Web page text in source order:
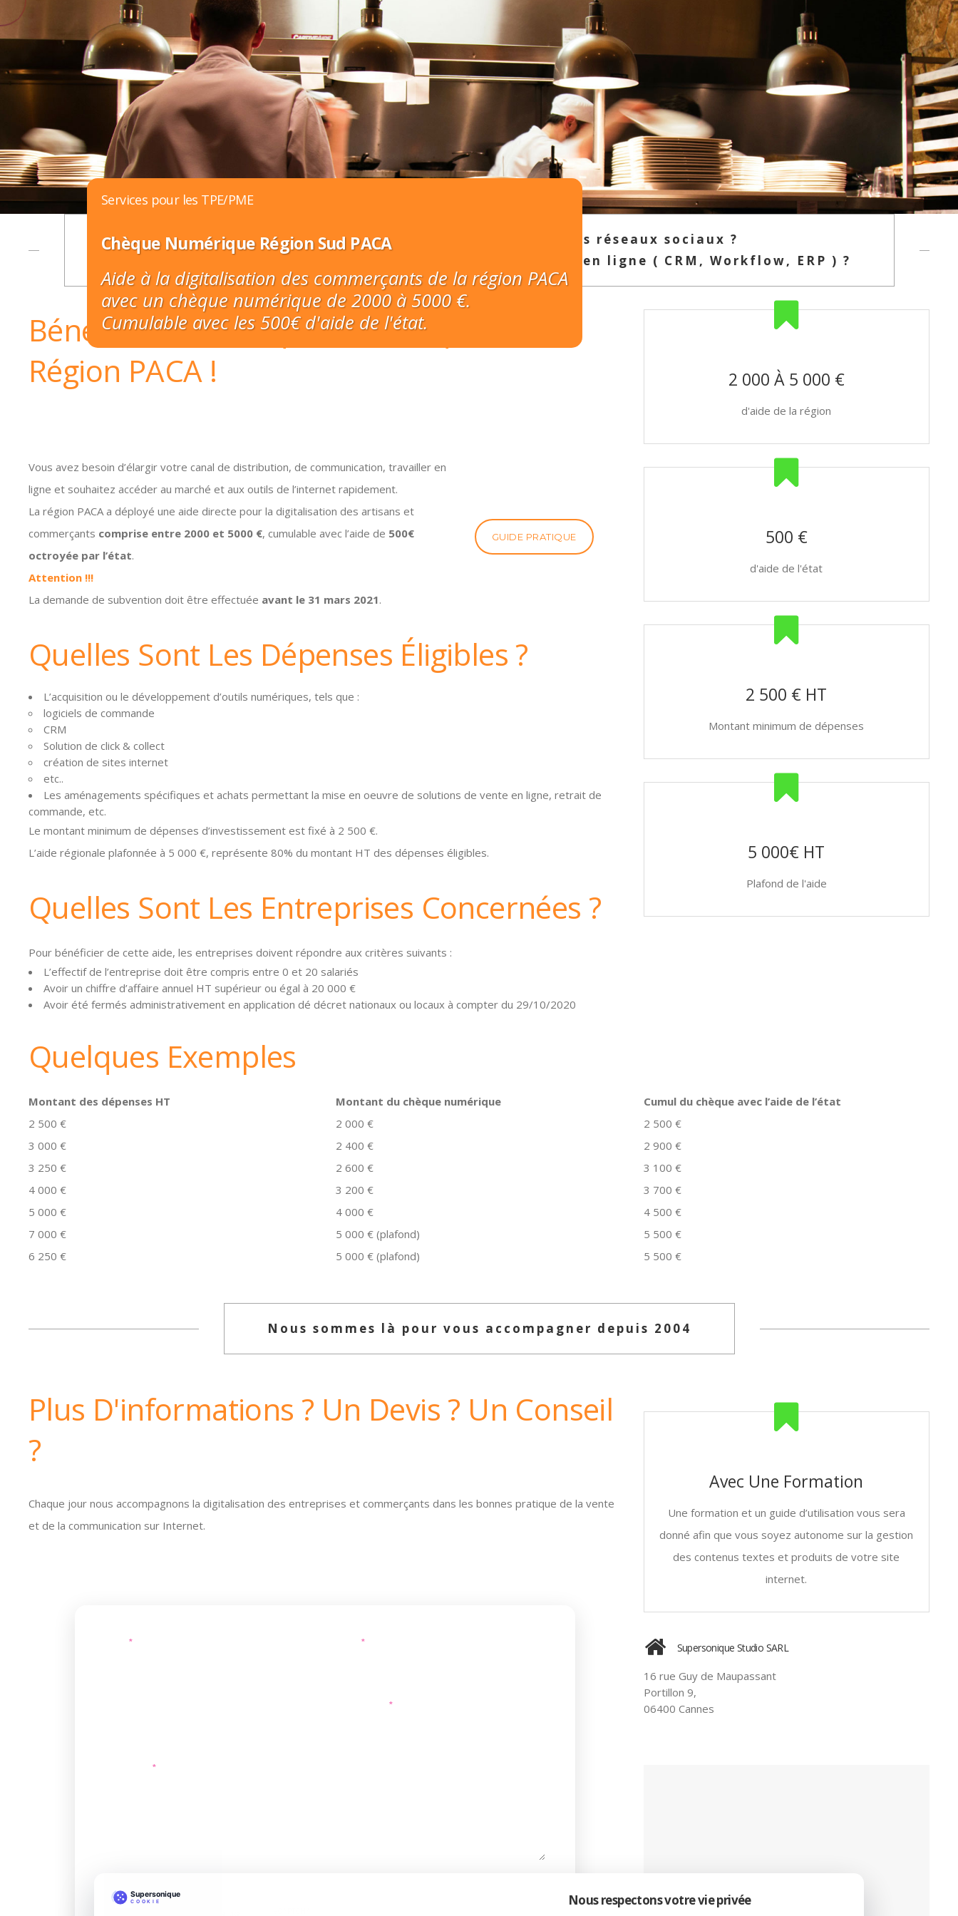
Services pour les TPE/PME
Chèque Numérique Région Sud PACA
Aide à la digitalisation des commerçants de la région PACA
avec un chèque numérique de 2000 à 5000 €.
Cumulable avec les 500€ d'aide de l'état.
Besoin de vendre sur internet et à travers vos réseaux sociaux ?
Besoin d'utiliser des logiciels ou des outils professionnels en ligne ( CRM, Workflow, ERP ) ?
Bénéficier Du Chèque Numérique De La
Région PACA !
Vous avez besoin d’élargir votre canal de distribution, de communication, travailler en
ligne et souhaitez accéder au marché et aux outils de l’internet rapidement.
La région PACA a déployé une aide directe pour la digitalisation des artisans et
commerçants comprise entre 2000 et 5000 €, cumulable avec l’aide de 500€
octroyée par l’état.
Attention !!!
La demande de subvention doit être effectuée avant le 31 mars 2021.
GUIDE PRATIQUE
Quelles Sont Les Dépenses Éligibles ?
L’acquisition ou le développement d’outils numériques, tels que :
logiciels de commande
CRM
Solution de click & collect
création de sites internet
etc..
Les aménagements spécifiques et achats permettant la mise en oeuvre de solutions de vente en ligne, retrait de
commande, etc.
Le montant minimum de dépenses d’investissement est fixé à 2 500 €.
L’aide régionale plafonnée à 5 000 €, représente 80% du montant HT des dépenses éligibles.
Quelles Sont Les Entreprises Concernées ?
Pour bénéficier de cette aide, les entreprises doivent répondre aux critères suivants :
L’effectif de l’entreprise doit être compris entre 0 et 20 salariés
Avoir un chiffre d’affaire annuel HT supérieur ou égal à 20 000 €
Avoir été fermés administrativement en application dé décret nationaux ou locaux à compter du 29/10/2020
2 000 À 5 000 €
d'aide de la région
500 €
d'aide de l'état
2 500 € HT
Montant minimum de dépenses
5 000€ HT
Plafond de l'aide
Quelques Exemples
Montant des dépenses HT
2 500 €
3 000 €
3 250 €
4 000 €
5 000 €
7 000 €
6 250 €
Montant du chèque numérique
2 000 €
2 400 €
2 600 €
3 200 €
4 000 €
5 000 € (plafond)
5 000 € (plafond)
Cumul du chèque avec l’aide de l’état
2 500 €
2 900 €
3 100 €
3 700 €
4 500 €
5 500 €
5 500 €
Nous sommes là pour vous accompagner depuis 2004
Plus D'informations ? Un Devis ? Un Conseil
?
Chaque jour nous accompagnons la digitalisation des entreprises et commerçants dans les bonnes pratique de la vente
et de la communication sur Internet.
* *
*
*
Avec Une Formation
Une formation et un guide d’utilisation vous sera
donné afin que vous soyez autonome sur la gestion
des contenus textes et produits de votre site
internet.
Supersonique Studio SARL
16 rue Guy de Maupassant
Portillon 9,
06400 Cannes
Nous respectons votre vie privée